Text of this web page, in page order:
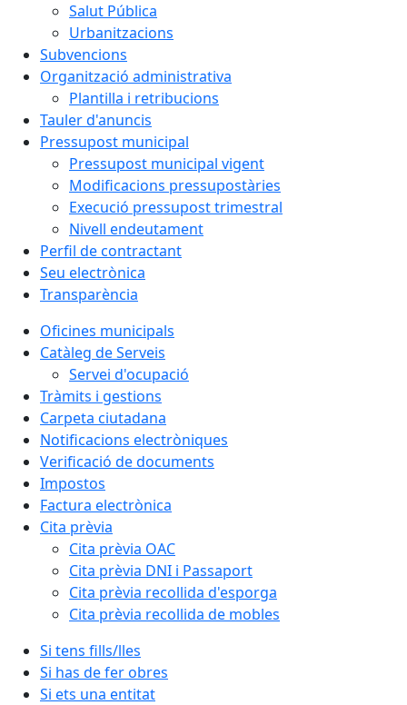
Salut Pública
Urbanitzacions
Subvencions
Organització administrativa
Plantilla i retribucions
Tauler d'anuncis
Pressupost municipal
Pressupost municipal vigent
Modificacions pressupostàries
Execució pressupost trimestral
Nivell endeutament
Perfil de contractant
Seu electrònica
Transparència
Oficines municipals
Catàleg de Serveis
Servei d'ocupació
Tràmits i gestions
Carpeta ciutadana
Notificacions electròniques
Verificació de documents
Impostos
Factura electrònica
Cita prèvia
Cita prèvia OAC
Cita prèvia DNI i Passaport
Cita prèvia recollida d'esporga
Cita prèvia recollida de mobles
Si tens fills/lles
Si has de fer obres
Si ets una entitat